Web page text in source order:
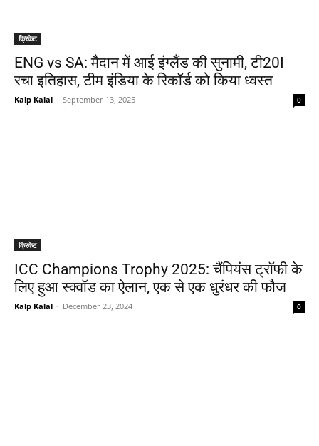
क्रिकेट
ENG vs SA: मैदान में आई इंग्लैंड की सुनामी, टी20I
रचा इतिहास, टीम इंडिया के रिकॉर्ड को किया ध्वस्त
Kalp Kalal - September 13, 2025 0
क्रिकेट
ICC Champions Trophy 2025: चैंपियंस ट्रॉफी के
लिए हुआ स्क्वॉड का ऐलान, एक से एक धुरंधर की फौज
Kalp Kalal - December 23, 2024 0